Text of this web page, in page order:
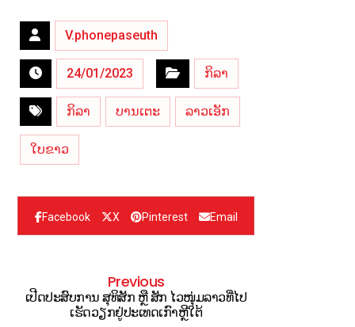
V.phonepaseuth
24/01/2023 ກິລາ
ກິລາ ບານເຕະ ລາວເອັກ
ໃບຂາວ
Facebook X Pinterest Email
Previous
ເປີດປະສົບການ ສຸທິສັກ ຫຼື ສັກ ໄວໜຸ່ມລາວທີ່ໄປ
ເຮັດວຽກຢູ່ປະເທດເກົາຫຼີໃຕ້